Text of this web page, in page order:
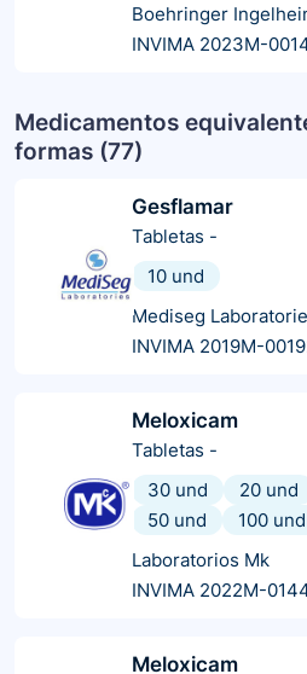
Boehringer
INVIMA 2023M-
Medicamentos
formas (77)
Gesflamar
Tabletas -
10 und
Mediseg
INVIMA 2019M-
Meloxicam
Tabletas -
30 und
20 und
50 und
100 und
Laboratorios Mk
INVIMA 2022M-
Meloxicam